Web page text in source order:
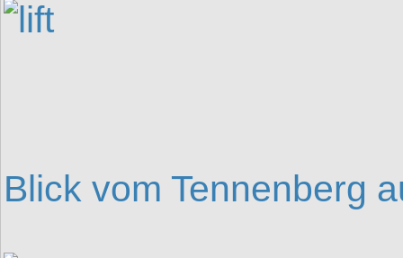
Blick vom Tennenberg